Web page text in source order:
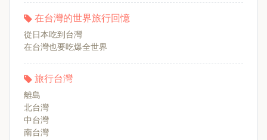
在台灣的世界旅行回憶
從日本吃到台灣
在台灣也要吃爆全世界
旅行台灣
離島
北台灣
中台灣
南台灣